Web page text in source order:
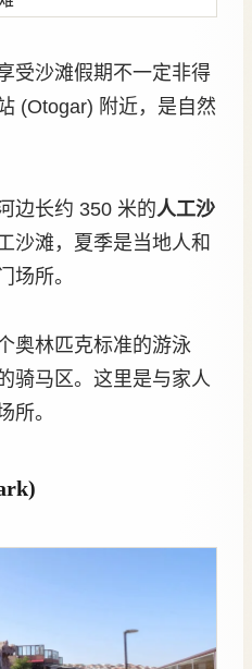
受沙滩假期不一定非得
(Otogar) 附近，是自然
边长约 350 米的人工沙
沙滩，夏季是当地人和
场所。
奥林匹克标准的游泳
骑马区。这里是与家人
所。